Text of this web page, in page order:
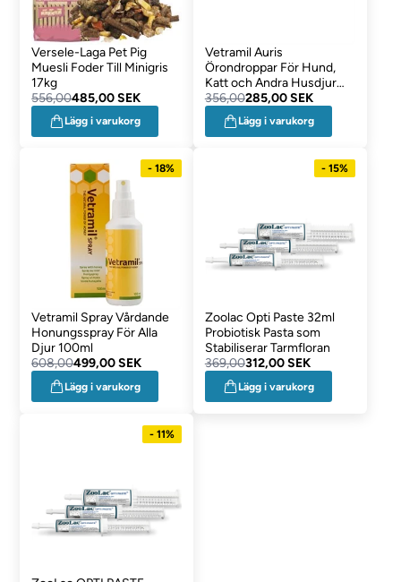
Versele-Laga Pet Pig
Muesli Foder Till Minigris
17kg
556,00485,00 SEK
Lägg i varukorg
Vetramil Auris
Örondroppar För Hund,
Katt och Andra Husdjur
15ml
356,00285,00 SEK
Lägg i varukorg
- 18%
Vetramil Spray Vårdande
Honungsspray För Alla
Djur 100ml
608,00499,00 SEK
Lägg i varukorg
- 15%
Zoolac Opti Paste 32ml
Probiotisk Pasta som
Stabiliserar Tarmfloran
369,00312,00 SEK
Lägg i varukorg
- 11%